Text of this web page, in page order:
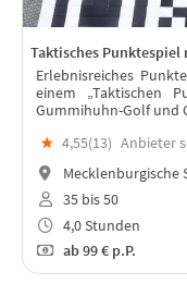
Taktisches
Erlebnisreiches
einem „Taktischen
Gummihuhn-Golf und
Painting uvm.
★ 4,55(13) Anbieter
Mecklenburgische
35 bis 50
4,0 Stunden
ab99 € p.P.